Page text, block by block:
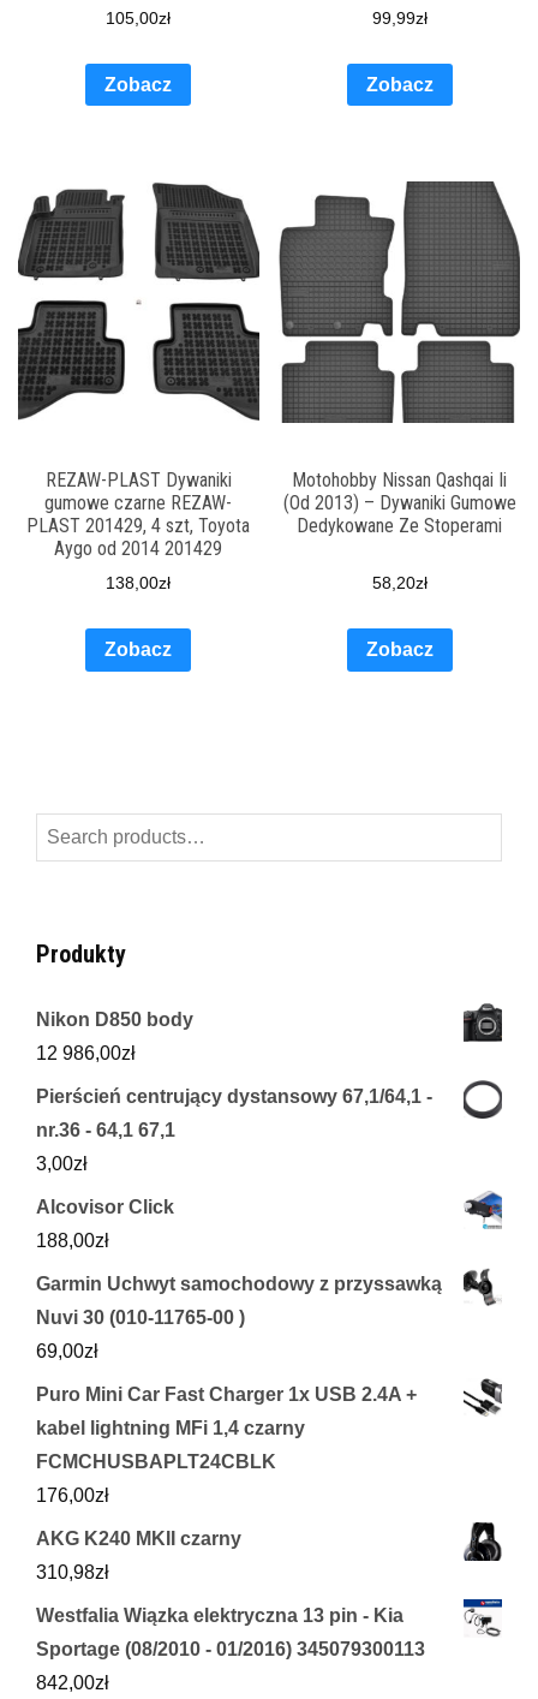
105,00zł
Zobacz
99,99zł
Zobacz
REZAW-PLAST Dywaniki
gumowe czarne REZAW-
PLAST 201429, 4 szt, Toyota
Aygo od 2014 201429
138,00zł
Zobacz
Motohobby Nissan Qashqai Ii
(Od 2013) – Dywaniki Gumowe
Dedykowane Ze Stoperami
58,20zł
Zobacz
Search
for:
Produkty
Nikon D850 body
12 986,00zł
Pierścień centrujący dystansowy 67,1/64,1 -
nr.36 - 64,1 67,1
3,00zł
Alcovisor Click
188,00zł
Garmin Uchwyt samochodowy z przyssawką
Nuvi 30 (010-11765-00 )
69,00zł
Puro Mini Car Fast Charger 1x USB 2.4A +
kabel lightning MFi 1,4 czarny
FCMCHUSBAPLT24CBLK
176,00zł
AKG K240 MKII czarny
310,98zł
Westfalia Wiązka elektryczna 13 pin - Kia
Sportage (08/2010 - 01/2016) 345079300113
842,00zł